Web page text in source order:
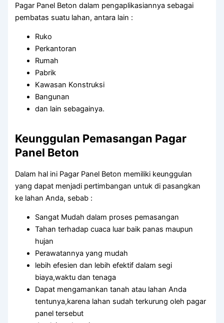
Pagar Panel Beton dalam pengaplikasiannya sebagai
pembatas suatu lahan, antara lain :
Ruko
Perkantoran
Rumah
Pabrik
Kawasan Konstruksi
Bangunan
dan lain sebagainya.
Keunggulan Pemasangan Pagar
Panel Beton
Dalam hal ini Pagar Panel Beton memiliki keunggulan
yang dapat menjadi pertimbangan untuk di pasangkan
ke lahan Anda, sebab :
Sangat Mudah dalam proses pemasangan
Tahan terhadap cuaca luar baik panas maupun
hujan
Perawatannya yang mudah
lebih efesien dan lebih efektif dalam segi
biaya,waktu dan tenaga
Dapat mengamankan tanah atau lahan Anda
tentunya,karena lahan sudah terkurung oleh pagar
panel tersebut